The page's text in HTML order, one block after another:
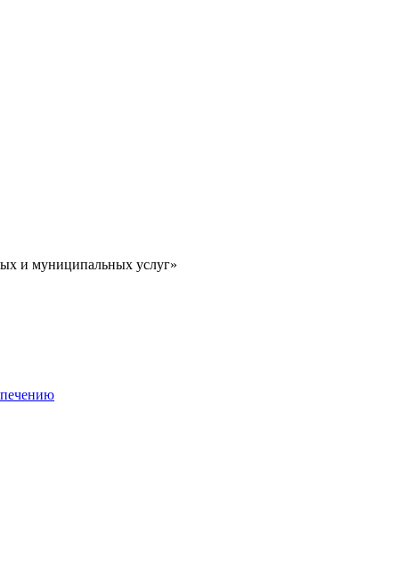
и муниципальных услуг»